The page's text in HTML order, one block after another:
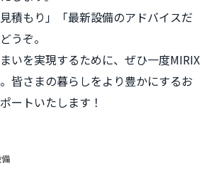
積もり」「最新設備のアドバイスだ
うぞ。
いを実現するために、ぜひ一度MIRIX
皆さまの暮らしをより豊かにするお
ートいたします！